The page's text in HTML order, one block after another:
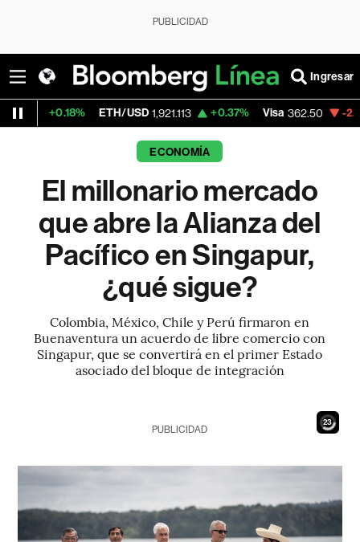
PUBLICIDAD
Ingresar
ETH/USD 1,921.113 +0.37% Visa 362.50 -2.15%
ECONOMÍA
El millonario mercado
que abre la Alianza del
Pacífico en Singapur,
¿qué sigue?
Colombia, México, Chile y Perú firmaron en
Buenaventura un acuerdo de libre comercio con
Singapur, que se convertirá en el primer Estado
asociado del bloque de integración
21
PUBLICIDAD